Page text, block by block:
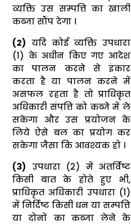
व्यक्ति उस सम्पत्ति का खाली
कब्जा सौंप देगा ।
(2) यदि कोई व्यक्ति उपधारा
(1) के अधीन किए गए आदेश
का पालन करने से इंकार
करता है या पालन करने में
असफल रहता है तो प्राधिकृत
अधिकारी संपत्ति को कब्जे में ले
सकेगा और उस प्रयोजन के
लिये ऐसे बल का प्रयोग कर
सकेगा जैसा कि आवश्यक हो ।
(3) उपधारा (2) में अंतर्विष्ट
किसी बात के होते हुए भी,
प्राधिकृत अधिकारी उपधारा (1)
में निर्दिष्ट किसी धन या सम्पत्ति
या दोनों का कब्जा लेने के